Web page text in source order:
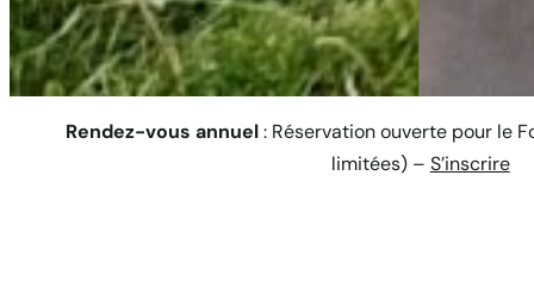
Rendez-vous annuel: Réservation ouverte pour le
limitées) – S’inscrire